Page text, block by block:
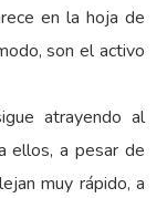
en la hoja de
son el activo
atrayendo al
ellos, a pesar de
muy rápido, a